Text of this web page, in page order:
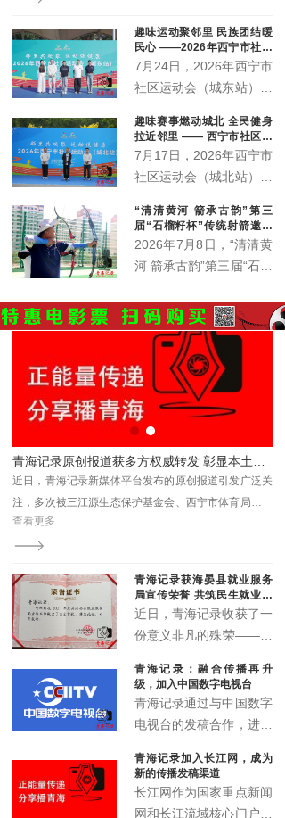
趣味运动聚邻里 民族团结暖
民心 ——2026年西宁市社区
运动会城东站激情开赛
7月24日，2026年西宁市
社区运动会（城东站）在
开赛。来自辖区各社区、
企事业单位的近400名各
族群众齐聚一堂，在家门
约。本站赛事由西宁市体
育局主办，市群众体育指
导中心、城东区总工会、
火车站街道办事处、青海
护您坊企业管理有限公司
联合承办。
趣味赛事燃动城北 全民健身
拉近邻里 —— 西宁市社区运
动会城北站火热开赛
7月17日，2026年西宁市
社区运动会（城北站）在
开赛，350余名辖区各族
居民齐聚赛场，共赴家门
口的趣味运动之约。
“清清黄河 箭承古韵”第三
届“石榴籽杯”传统射箭邀请
赛开赛
2026年7月8日，“清清黄
河 箭承古韵”第三届“石榴
青海省第六届全民健身大
会西宁赛区射箭比赛在西
宁市城东区全民健身中心
射箭场正式拉开帷幕。
青海记录获海晏县就业服务
局宣传荣誉 共筑民生就业宣
传新篇
近日，青海记录收获了一
份意义非凡的殊荣——来
传鼓励荣誉证书。这一荣
誉不仅是对青海记录过往
宣传工作的高度认可，更
宣传事业发展的有力见
证。
青海记录：融合传播再升
级，加入中国数字电视台
青海记录通过与中国数字
电视台的发稿合作，进一
阵，实现了青海故事的多
渠道、多层次、多形态传
播，为高原地区文化传播
青海记录加入长江网，成为
新的传播发稿渠道
长江网作为国家重点新闻
网和长江流域核心门户，